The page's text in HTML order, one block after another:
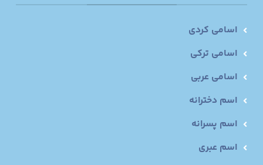
اسامی کردی
اسامی ترکی
اسامی عربی
اسم دخترانه
اسم پسرانه
اسم عبری